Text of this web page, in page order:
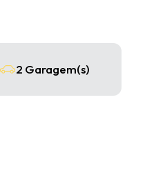
2 Garagem(s)